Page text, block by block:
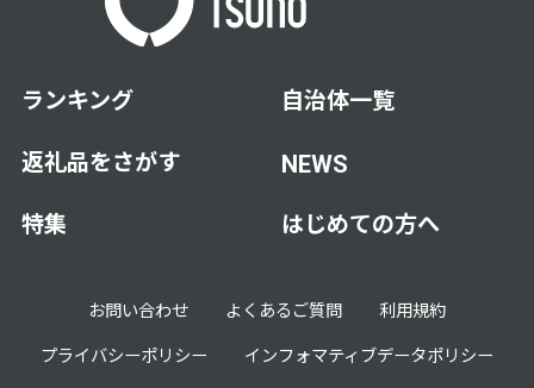
ランキング
返礼品をさがす
特集
自治体一覧
NEWS
はじめての方へ
お問い合わせ よくあるご質問
利用規約
プライバシーポリシー
インフォマティブデータポリシー